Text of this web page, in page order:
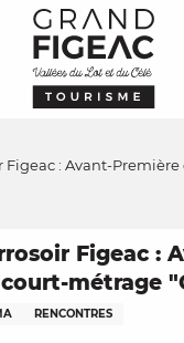
Figeac : Avant-
Figeac :
métrage
RENCONTRES